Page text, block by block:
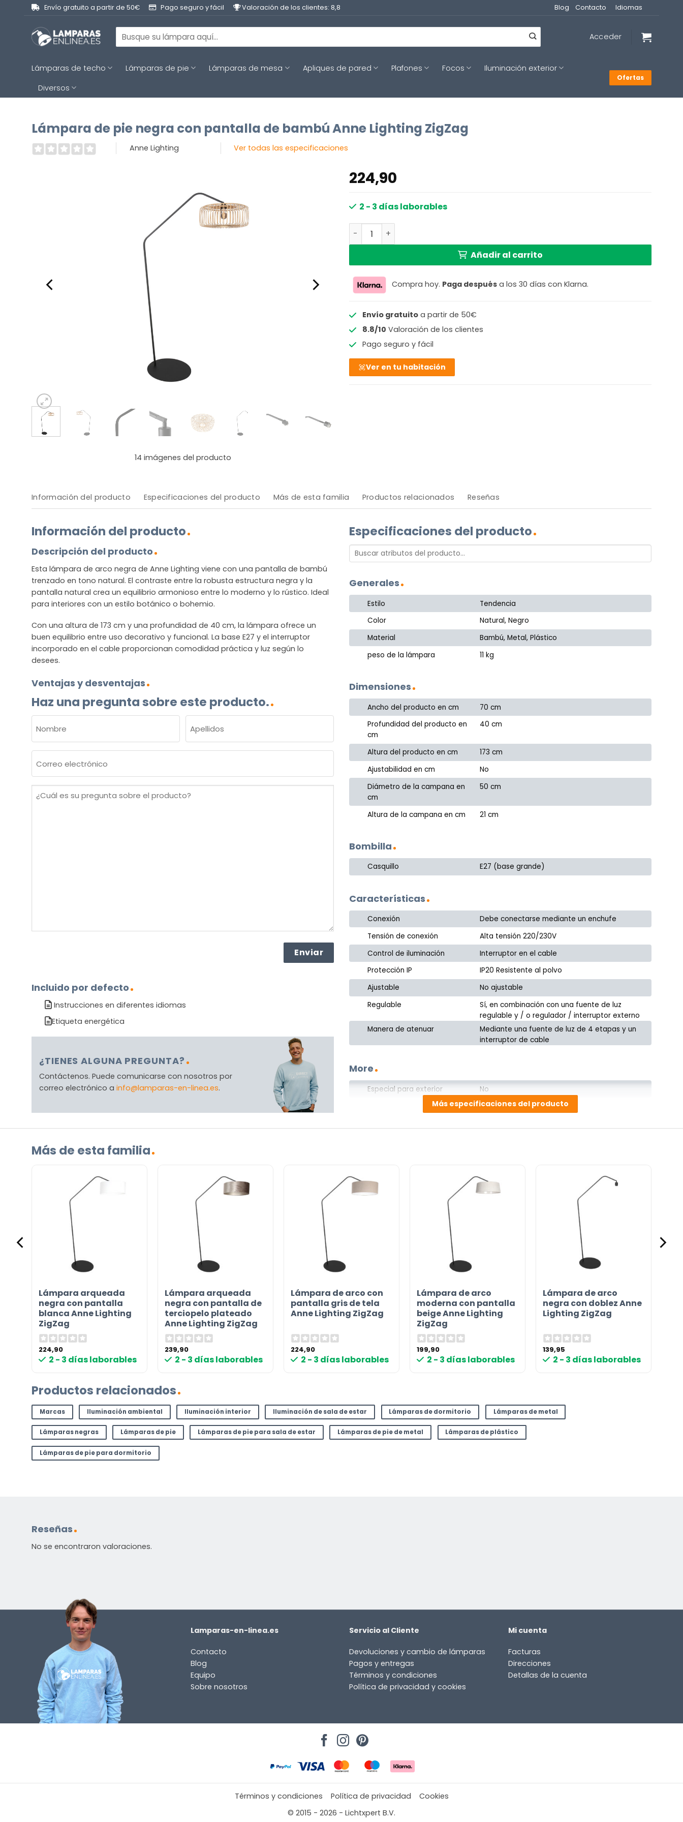
contenido
Envío gratuito a partir de 50€ Pago seguro y fácil Valoración de los clientes: 8,8 Blog Contacto Idiomas
Buscar
por:
Acceder
Lámparas de techo Lámparas de pie Lámparas de mesa Apliques de pared Plafones Focos
Iluminación exterior
Diversos
Ofertas
Lámpara de pie negra con pantalla de bambú Anne Lighting ZigZag
Anne Lighting Ver todas las especificaciones
14 imágenes del producto
224,90
2 - 3 días laborables
Lámpara de pie negra con pantalla de bambú Anne Lighting ZigZag cantidad
Añadir al carrito
Compra hoy. Paga después a los 30 días con Klarna.
Envío gratuitoa partir de 50€
8.8/10 Valoración de los clientes
Pago seguro y fácil
Ver en tu habitación
Información del producto Especificaciones del producto Más de esta familia Productos relacionados Reseñas
Información del producto
Descripción del producto
Esta lámpara de arco negra de Anne Lighting viene con una pantalla de bambú
trenzado en tono natural. El contraste entre la robusta estructura negra y la
pantalla natural crea un equilibrio armonioso entre lo moderno y lo rústico. Ideal
para interiores con un estilo botánico o bohemio.
Con una altura de 173 cm y una profundidad de 40 cm, la lámpara ofrece un
buen equilibrio entre uso decorativo y funcional. La base E27 y el interruptor
incorporado en el cable proporcionan comodidad práctica y luz según lo
desees.
Ventajas y desventajas
Haz una pregunta sobre este producto.
(OBLIGATORIO)
Nombre Apellidos
electrónico
¿Cuál
Incluido por defecto
Instrucciones en diferentes idiomas
Etiqueta energética
¿TIENES ALGUNA PREGUNTA?
Contáctenos. Puede comunicarse con nosotros por
correo electrónico a info@lamparas-en-linea.es.
Especificaciones del producto
Generales
Estilo
Tendencia
Color
Natural, Negro
Material
Bambú, Metal, Plástico
peso de la lámpara
11 kg
Dimensiones
Ancho del producto en cm
70 cm
Profundidad del producto en
cm
40 cm
Altura del producto en cm
173 cm
Ajustabilidad en cm
No
Diámetro de la campana en
cm
50 cm
Altura de la campana en cm 21 cm
Bombilla
Casquillo E27 (base grande)
Características
Conexión
Debe conectarse mediante un enchufe
Tensión de conexión
Alta tensión 220/230V
Control de iluminación
Interruptor en el cable
Protección IP
IP20 Resistente al polvo
Ajustable
No ajustable
Regulable
Sí, en combinación con una fuente de luz
regulable y / o regulador / interruptor externo
Manera de atenuar
Mediante una fuente de luz de 4 etapas y un
interruptor de cable
More
Especial para exterior
No
Especial para baño
No
Fuente de luz incluida
Excluido
Diámetro de la campana en
Más especificaciones del producto
Más de esta familia
Lámpara arqueada
negra con pantalla
blanca Anne Lighting
ZigZag
224,90
2 - 3 días laborables
Lámpara arqueada
negra con pantalla de
terciopelo plateado
Anne Lighting ZigZag
239,90
2 - 3 días laborables
Lámpara de arco con
pantalla gris de tela
Anne Lighting ZigZag
224,90
2 - 3 días laborables
Lámpara de arco
moderna con pantalla
beige Anne Lighting
ZigZag
199,90
2 - 3 días laborables
Lámpara de arco
negra con doblez Anne
Lighting ZigZag
139,95
2 - 3 días laborables
Productos relacionados
Marcas Iluminación ambiental Iluminación interior Iluminación de sala de estar Lámparas de dormitorio Lámparas de metal
Lámparas negras Lámparas de pie Lámparas de pie para sala de estar Lámparas de pie de metal Lámparas de plástico
Lámparas de pie para dormitorio
Reseñas
No se encontraron valoraciones.
Lamparas-en-linea.es
Contacto
Blog
Equipo
Sobre nosotros
Servicio al Cliente
Devoluciones y cambio de lámparas
Pagos y entregas
Términos y condiciones
Política de privacidad y cookies
Mi cuenta
Facturas
Direcciones
Detallas de la cuenta
Términos y condiciones Política de privacidad
Cookies
© 2015 - 2026 - Lichtxpert B.V.